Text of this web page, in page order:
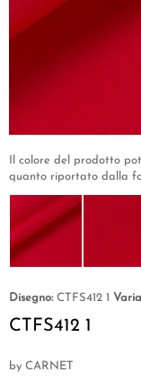
Il colore del prodotto
quanto riportato dalla
Disegno: CTFS412 1
CTFS412 1
by CARNET